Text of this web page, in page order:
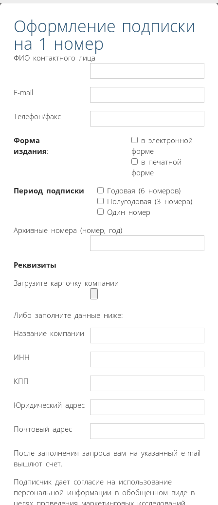
Оформление подписки
на 1 номер
ФИО контактного лица
E-mail
Телефон/факс
Форма
издания:
в электронной
форме
в печатной
форме
Период подписки
Годовая (6 номеров)
Полугодовая (3 номера)
Один номер
Архивные номера (номер, год)
Реквизиты
Загрузите карточку компании
Либо заполните данные ниже:
Название компании
ИНН
КПП
Юридический адрес
Почтовый адрес
После заполнения запроса вам на указанный e-mail
вышлют счет.
Подписчик дает согласие на использование
персональной информации в обобщенном виде в